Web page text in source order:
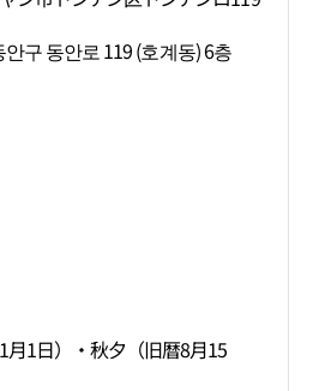
구 동안로 119 (호계동) 6층
月1日）・秋夕（旧暦8月15